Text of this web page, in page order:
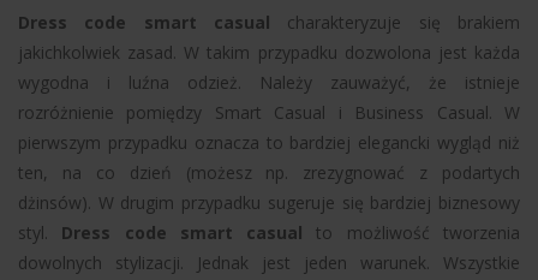
Dress code smart casual charakteryzuje się brakiem
jakichkolwiek zasad. W takim przypadku dozwolona jest każda
wygodna i luźna odzież. Należy zauważyć, że istnieje
rozróżnienie pomiędzy Smart Casual i Business Casual. W
pierwszym przypadku oznacza to bardziej elegancki wygląd niż
ten, na co dzień (możesz np. zrezygnować z podartych
dżinsów). W drugim przypadku sugeruje się bardziej biznesowy
styl. Dress code smart casual to możliwość tworzenia
dowolnych stylizacji. Jednak jest jeden warunek. Wszystkie